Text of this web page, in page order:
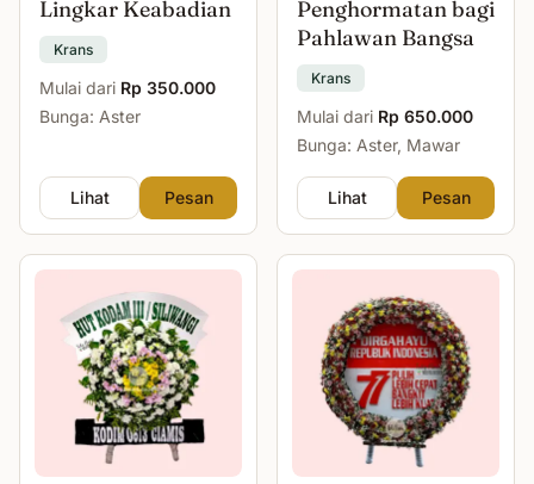
Lingkar Keabadian
Krans
Mulai dari Rp 350.000
Bunga: Aster
Lihat Pesan
Penghormatan bagi
Pahlawan Bangsa
Krans
Mulai dari Rp 650.000
Bunga: Aster, Mawar
Lihat Pesan